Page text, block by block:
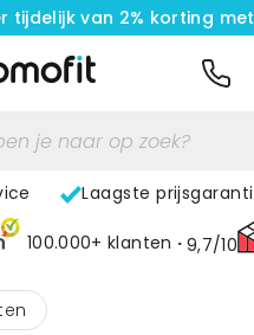
tijdelijk van 2% korting met
Laagste
100.000+ klanten 9,7/10